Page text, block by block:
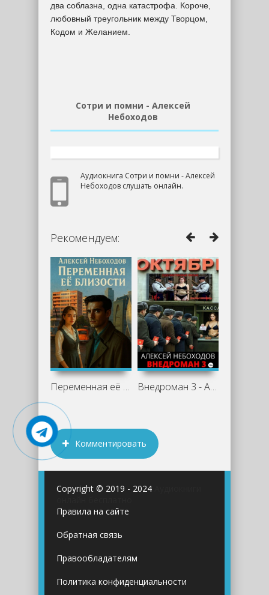
два соблазна, одна катастрофа. Короче,
любовный треугольник между Творцом,
Кодом и Желанием.
Сотри и помни - Алексей
Небоходов
Аудиокнига Сотри и помни - Алексей
Небоходов слушать онлайн.
Рекомендуем:
Переменная её близости - Алексей Внедроман 3 - Алексей Небоходов
Комментировать
Copyright © 2019 - 2024
Правила на сайте
Обратная связь
Правообладателям
Политика конфиденциальности